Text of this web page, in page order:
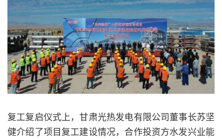
复工复启仪式上，甘肃光热发电有限公司董事长苏坚
健介绍了项目复工建设情况，合作投资方水发兴业能